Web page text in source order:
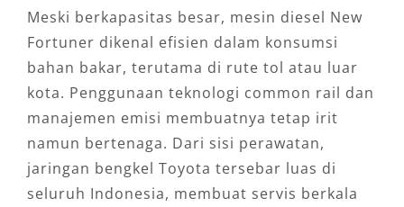
Meski berkapasitas besar, mesin diesel New
Fortuner dikenal efisien dalam konsumsi
bahan bakar, terutama di rute tol atau luar
kota. Penggunaan teknologi common rail dan
manajemen emisi membuatnya tetap irit
namun bertenaga. Dari sisi perawatan,
jaringan bengkel Toyota tersebar luas di
seluruh Indonesia, membuat servis berkala